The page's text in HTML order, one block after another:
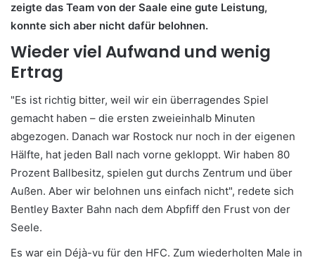
zeigte das Team von der Saale eine gute Leistung,
konnte sich aber nicht dafür belohnen.
Wieder viel Aufwand und wenig
Ertrag
"Es ist richtig bitter, weil wir ein überragendes Spiel
gemacht haben – die ersten zweieinhalb Minuten
abgezogen. Danach war Rostock nur noch in der eigenen
Hälfte, hat jeden Ball nach vorne gekloppt. Wir haben 80
Prozent Ballbesitz, spielen gut durchs Zentrum und über
Außen. Aber wir belohnen uns einfach nicht", redete sich
Bentley Baxter Bahn nach dem Abpfiff den Frust von der
Seele.
Es war ein Déjà-vu für den HFC. Zum wiederholten Male in